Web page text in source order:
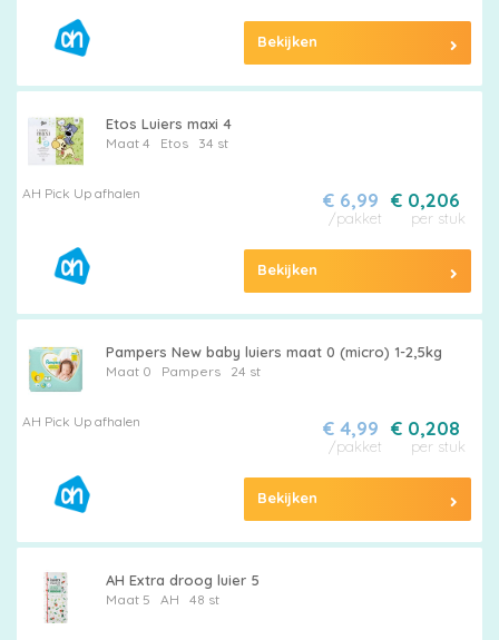
Bekijken
Etos Luiers maxi 4
Maat 4 Etos 34 st
AH Pick Up afhalen € 0,206
per stuk
€ 6,99
/pakket
Bekijken
Pampers New baby luiers maat 0 (micro) 1-2,5kg
Maat 0 Pampers 24 st
AH Pick Up afhalen € 0,208
per stuk
€ 4,99
/pakket
Bekijken
AH Extra droog luier 5
Maat 5 AH 48 st